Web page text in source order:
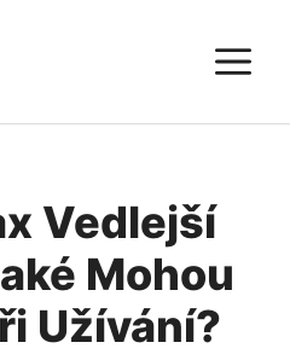
Vedlejší
Mohou
Užívání?